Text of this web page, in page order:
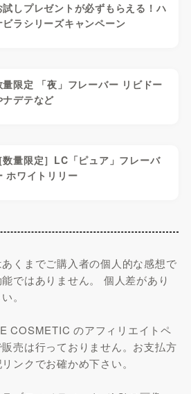
試しプレゼントが必ずもらえる！ハ
ビラシリーズキャンペーン
量限定 「夜」フレーバー リビドー
ナデテなど
［数量限定］LC「ピュア」フレーバ
ホワイトリリー
くまでご購入者の個人的な感想で
ではありません。 個人差があり
。
COSMETIC のアフィリエイトペ
売は行っておりません。お支払方
ンクでお確かめ下さい。